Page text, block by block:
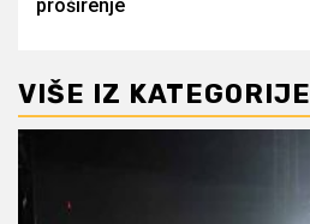
proširenje
VIŠE IZ KATEGORIJE